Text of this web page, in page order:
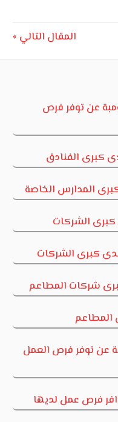
Next
المقال التالي
عن توفر فرص
كبرى الفنادق
المدارس الخاصة
الشركات
كبرى الشركات
شركات المطاعم
عن توفر فرص العمل
فرص عمل لديها